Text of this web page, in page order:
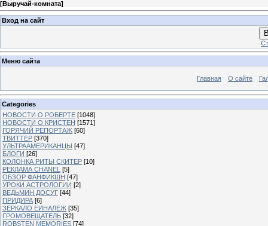
[Выручай-комната]
Вход на сайт
Меню сайта
Главная О сайте
Categories
НОВОСТИ О РОБЕРТЕ [1048]
НОВОСТИ О КРИСТЕН [1571]
ГОРЯЧИЙ РЕПОРТАЖ [60]
ТВИТТЕР [370]
УЛЬТРААМЕРИКАНЦЫ [47]
БЛОГИ [26]
КОЛОНКА РИТЫ СКИТЕР [10]
РЕКЛАМА CHANEL [5]
ОБЗОР ФАНФИКШН [47]
УРОКИ АСТРОЛОГИИ [2]
ВЕДЬМИН ДОСУГ [44]
ПРИДИРА [6]
ЗЕРКАЛО ЕИНАЛЕЖ [35]
ГРОМОВЕЩАТЕЛЬ [32]
ROBSTEN MEMORIES [74]